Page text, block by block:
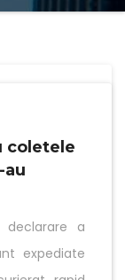
coletele
a
expediate